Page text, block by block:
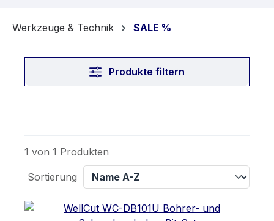
Werkzeuge & Technik SALE %
Produkte filtern
1 von 1 Produkten
Sortierung